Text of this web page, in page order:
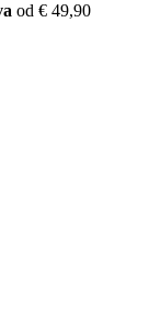
od € 49,90